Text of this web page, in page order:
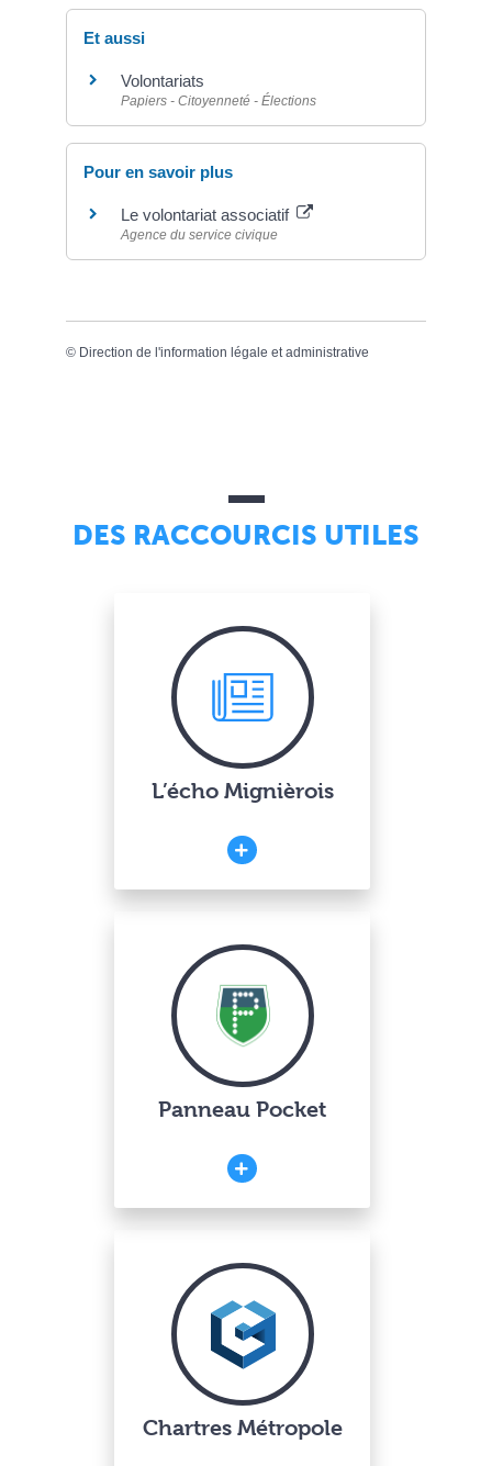
Et aussi
Volontariats
Papiers - Citoyenneté - Élections
Pour en savoir plus
Le volontariat associatif
Agence du service civique
© Direction de l'information légale et administrative
DES RACCOURCIS UTILES
L’écho Mignièrois
Panneau Pocket
Chartres Métropole